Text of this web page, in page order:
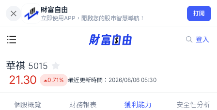
財富自由
立即使用APP，開啟您的股市智慧導航！
打開
登入
21.30
0.71%
華祺 5015
21.30 0.71% 最近更新時間： 2026/08/06 05:30
個股概覽 財務報表 獲利能力 安全性分析